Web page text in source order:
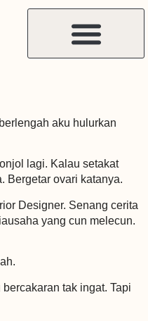
aku hulurkan
lagi. Kalau setakat
Bergetar ovari katanya.
Designer. Senang cerita
yang cun melecun.
tak ingat. Tapi